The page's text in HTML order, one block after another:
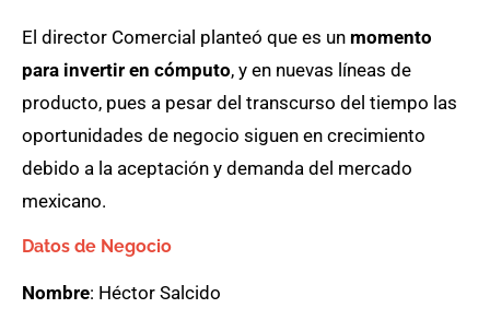
El director Comercial planteó que es un momento
para invertir en cómputo, y en nuevas líneas de
producto, pues a pesar del transcurso del tiempo las
oportunidades de negocio siguen en crecimiento
debido a la aceptación y demanda del mercado
mexicano.
Datos de Negocio
Nombre: Héctor Salcido